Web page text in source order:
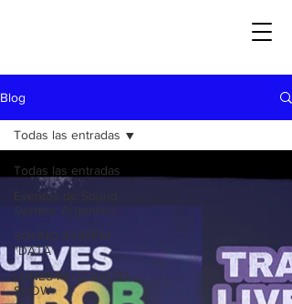
Blog
Todas las entradas
Eventos de Sound
System. Argentina
SOUND SYSTEM
"DATA"
LUNES FELIZ RADIO
SHOW
Todas las entradas